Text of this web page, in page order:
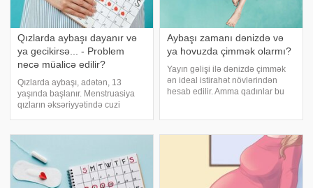
Qızlarda aybaşı dayanır və
ya gecikirsə... - Problem
necə müalicə edilir?
Qızlarda aybaşı, adətən, 13
yaşında başlanır. Menstruasiya
qızların əksəriyyətində cuzi
dəmləmələri (məsələn,
çobanyastığı), garnı
Aybaşı zamanı dənizdə və
ya hovuzda çimmək olarmı?
Yayın gəlişi ilə dənizdə çimmək
ən ideal istirahət növlərindən
hesab edilir. Amma qadınlar bu
əksəriyyətini düşündürən önəml